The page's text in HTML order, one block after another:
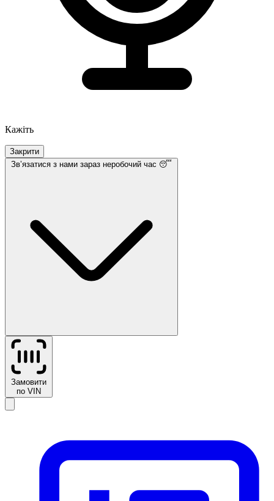
Кажіть
Закрити
Звʼязатися з нами зараз неробочий час 😴
Замовити
по VIN